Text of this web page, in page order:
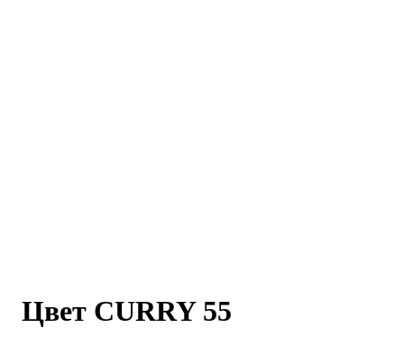
Цвет CURRY 55